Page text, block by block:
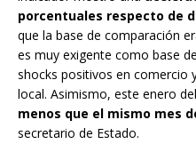
porcentuales respecto de
que la base de comparación
es muy exigente como base
shocks positivos en comercio
local. Asimismo, este enero del
menos que el mismo mes
secretario de Estado.